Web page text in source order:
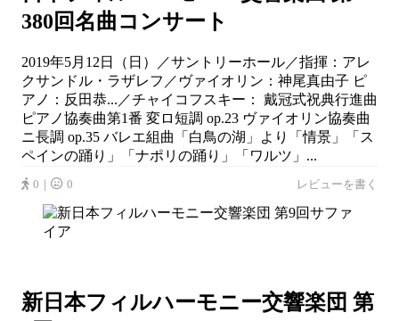
380回名曲コンサート
2019年5月12日（日）／サントリーホール／指揮：アレ
クサンドル・ラザレフ／ヴァイオリン：神尾真由子 ピ
アノ：反田恭...／チャイコフスキー： 戴冠式祝典行進曲
ピアノ協奏曲第1番 変ロ短調 op.23 ヴァイオリン協奏曲
ニ長調 op.35 バレエ組曲「白鳥の湖」より「情景」「ス
ペインの踊り」「ナポリの踊り」「ワルツ」...
0｜ 0 レビューを書く
新日本フィルハーモニー交響楽団 第